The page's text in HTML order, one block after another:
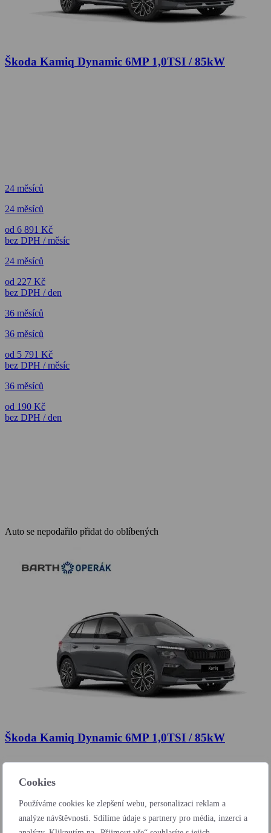
Cookies
Používáme cookies ke zlepšení webu, personalizaci reklam a
analýze návštěvnosti. Sdílíme údaje s partnery pro média, inzerci a
Škoda Kamiq Dynamic 6MP 1,0TSI / 85kW
24 měsíců
24 měsíců
od 6 891 Kč
bez DPH / měsíc
24 měsíců
od 227 Kč
bez DPH / den
36 měsíců
36 měsíců
od 5 791 Kč
bez DPH / měsíc
36 měsíců
od 190 Kč
bez DPH / den
Auto se nepodařilo přidat do oblíbených
Škoda Kamiq Dynamic 6MP 1,0TSI / 85kW